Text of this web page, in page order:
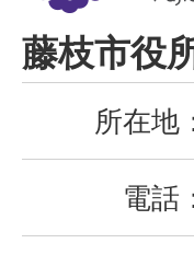
Fujieda
City
藤枝市役
所在地
電話